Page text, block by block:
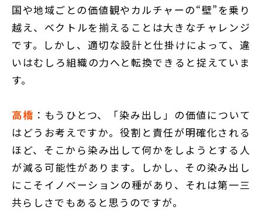
国や地域ごとの価値観やカルチャーの“壁”を乗り
越え、ベクトルを揃えることは大きなチャレンジ
です。しかし、適切な設計と仕掛けによって、違
いはむしろ組織の力へと転換できると捉えていま
す。
高橋 ：もうひとつ、「染み出し」の価値について
はどうお考えですか。役割と責任が明確化される
ほど、そこから染み出して何かをしようとする人
が減る可能性があります。しかし、その染み出し
にこそイノベーションの種があり、それは第一三
共らしさでもあると思うのですが。